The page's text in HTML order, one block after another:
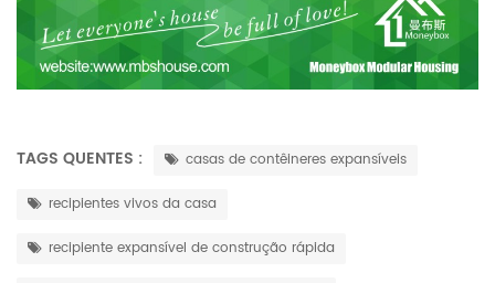
TAGS QUENTES : casas de contêineres expansíveis
recipientes vivos da casa
recipiente expansível de construção rápida